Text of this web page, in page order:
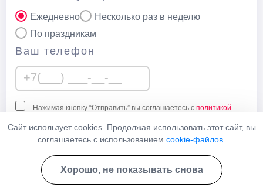
Ежедневно
Несколько раз в неделю
По праздникам
Ваш телефон
Нажимая кнопку “Отправить” вы соглашаетесь с политикой
Сайт использует cookies. Продолжая использовать этот сайт, вы
соглашаетесь с использованием cookie-файлов
Хорошо, не показывать снова